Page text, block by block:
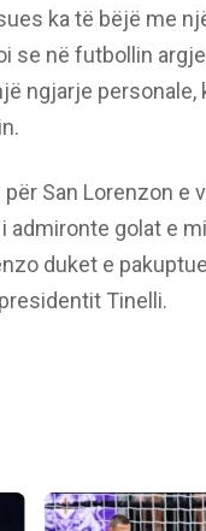
ka të bëjë me
se në futbollin
ngjarje
San Lorenzon
admironte golat e
duket e
Tinelli.